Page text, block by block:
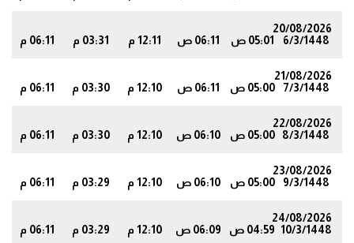
20/08/2026
6/3/1448
05:01 ص 06:11 ص 12:11 م 03:31 م 06:11 م
21/08/2026
7/3/1448
05:00 ص 06:11 ص 12:10 م 03:30 م 06:11 م
22/08/2026
8/3/1448
05:00 ص 06:10 ص 12:10 م 03:30 م 06:11 م
23/08/2026
9/3/1448
05:00 ص 06:10 ص 12:10 م 03:29 م 06:11 م
24/08/2026
10/3/1448 04:59 ص 06:09 ص 12:10 م 03:29 م 06:11 م